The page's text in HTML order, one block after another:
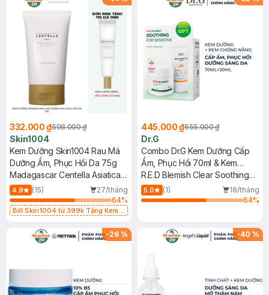
332.000 ₫598.000 ₫
Skin1004
Kem Dưỡng Skin1004 Rau Má
Dưỡng Ẩm, Phục Hồi Da 75g
Madagascar Centella Asiatica
Cream
4.9 (15)
27/tháng
64%
Bill Skin1004 từ 399k Tặng Kem
SPF 50+ 20ml (SL Có Hạn)
445.000 ₫655.000 ₫
Dr.G
Combo Dr.G Kem Dưỡng Cấp
Ẩm, Phục Hồi 70ml & Kem
Chống Nắng Sáng Da 20ml
R.E.D Blemish Clear Soothing
Cream + Brightening Up Sun+
SPF50+ PA+++
5.0 (1)
18/tháng
64%
-26 % -40 %